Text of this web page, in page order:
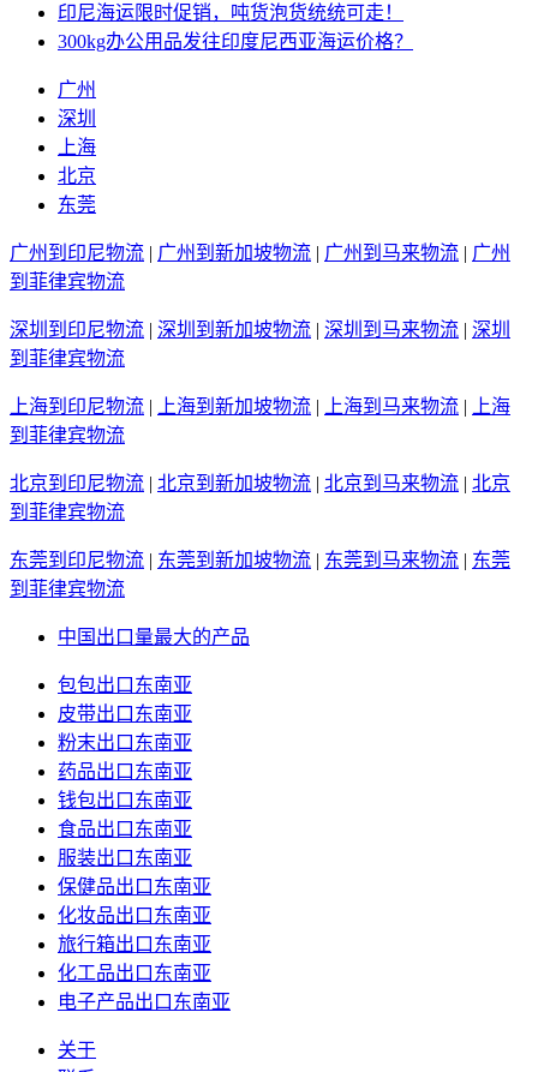
印尼海运限时促销，吨货泡货统统可走！
300kg办公用品发往印度尼西亚海运价格？
广州
深圳
上海
北京
东莞
广州到印尼物流 | 广州到新加坡物流 | 广州到马来物流 | 广州
到菲律宾物流
深圳到印尼物流 | 深圳到新加坡物流 | 深圳到马来物流 | 深圳
到菲律宾物流
上海到印尼物流 | 上海到新加坡物流 | 上海到马来物流 |
上海
到菲律宾物流
北京到印尼物流 | 北京到新加坡物流 | 北京到马来物流 | 北京
到菲律宾物流
东莞到印尼物流 | 东莞到新加坡物流 | 东莞到马来物流 | 东莞
到菲律宾物流
中国出口量最大的产品
包包出口东南亚
皮带出口东南亚
粉末出口东南亚
药品出口东南亚
钱包出口东南亚
食品出口东南亚
服装出口东南亚
保健品出口东南亚
化妆品出口东南亚
旅行箱出口东南亚
化工品出口东南亚
电子产品出口东南亚
关于